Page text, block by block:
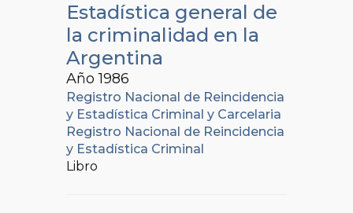
Estadística general de
la criminalidad en la
Argentina
Año 1986
Registro Nacional de Reincidencia
y Estadística Criminal y Carcelaria
Registro Nacional de Reincidencia
y Estadística Criminal
Libro